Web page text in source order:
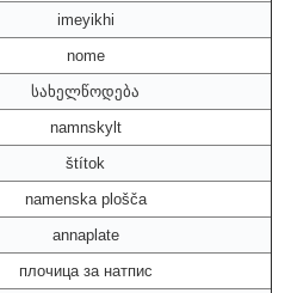
imeyikhi
nome
სახელწოდება
namnskylt
štítok
namenska plošča
annaplate
плочица за натпис